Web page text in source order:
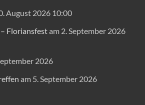
August 2026 10:00
Floriansfestam 2. September 2026
2026
am 5. September 2026